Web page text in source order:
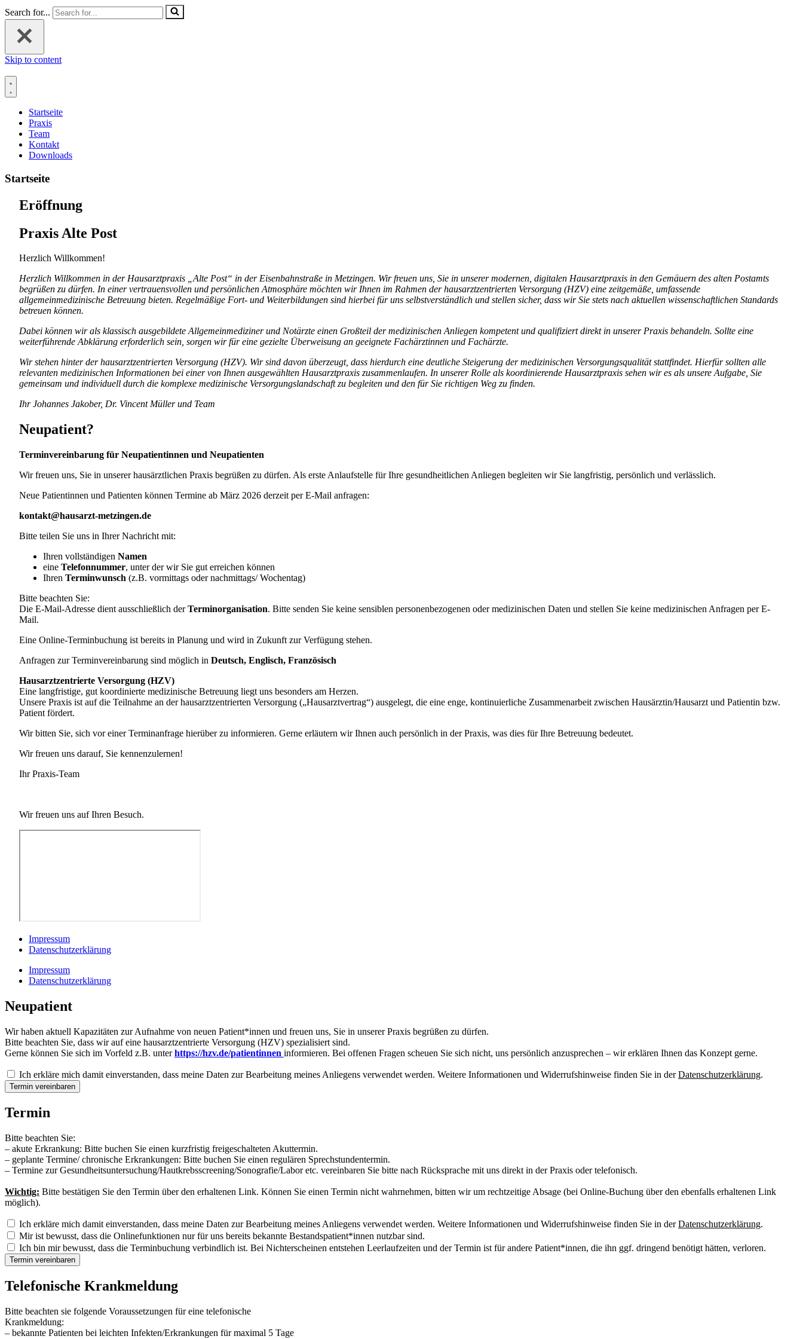
Search for...
Skip to content
Startseite
Praxis
Team
Kontakt
Downloads
Startseite
Eröffnung
Praxis Alte Post
Herzlich Willkommen!
Herzlich Willkommen in der Hausarztpraxis „Alte Post“ in der Eisenbahnstraße in Metzingen. Wir freuen uns, Sie in unserer modernen, digitalen Hausarztpraxis in den Gemäuern des alten Postamts
begrüßen zu dürfen. In einer vertrauensvollen und persönlichen Atmosphäre möchten wir Ihnen im Rahmen der hausarztzentrierten Versorgung (HZV) eine zeitgemäße, umfassende
allgemeinmedizinische Betreuung bieten. Regelmäßige Fort- und Weiterbildungen sind hierbei für uns selbstverständlich und stellen sicher, dass wir Sie stets nach aktuellen wissenschaftlichen Standards
betreuen können.
Dabei können wir als klassisch ausgebildete Allgemeinmediziner und Notärzte einen Großteil der medizinischen Anliegen kompetent und qualifiziert direkt in unserer Praxis behandeln. Sollte eine
weiterführende Abklärung erforderlich sein, sorgen wir für eine gezielte Überweisung an geeignete Fachärztinnen und Fachärzte.
Wir stehen hinter der hausarztzentrierten Versorgung (HZV). Wir sind davon überzeugt, dass hierdurch eine deutliche Steigerung der medizinischen Versorgungsqualität stattfindet. Hierfür sollten alle
relevanten medizinischen Informationen bei einer von Ihnen ausgewählten Hausarztpraxis zusammenlaufen. In unserer Rolle als koordinierende Hausarztpraxis sehen wir es als unsere Aufgabe, Sie
gemeinsam und individuell durch die komplexe medizinische Versorgungslandschaft zu begleiten und den für Sie richtigen Weg zu finden.
Ihr Johannes Jakober, Dr. Vincent Müller und Team
Neupatient?
Terminvereinbarung für Neupatientinnen und Neupatienten
Wir freuen uns, Sie in unserer hausärztlichen Praxis begrüßen zu dürfen. Als erste Anlaufstelle für Ihre gesundheitlichen Anliegen begleiten wir Sie langfristig, persönlich und verlässlich.
Neue Patientinnen und Patienten können Termine ab März 2026 derzeit per E-Mail anfragen:
kontakt@hausarzt-metzingen.de
Bitte teilen Sie uns in Ihrer Nachricht mit:
Ihren vollständigen Namen
eine Telefonnummer, unter der wir Sie gut erreichen können
Ihren Terminwunsch (z.B. vormittags oder nachmittags/ Wochentag)
Bitte beachten Sie:
Die E-Mail-Adresse dient ausschließlich derTerminorganisation. Bitte senden Sie keine sensiblen personenbezogenen oder medizinischen Daten und stellen Sie keine medizinischen Anfragen per E-
Mail.
Eine Online-Terminbuchung ist bereits in Planung und wird in Zukunft zur Verfügung stehen.
Anfragen zur Terminvereinbarung sind möglich in Deutsch, Englisch, Französisch
Hausarztzentrierte Versorgung (HZV)
Eine langfristige, gut koordinierte medizinische Betreuung liegt uns besonders am Herzen.
Unsere Praxis ist auf die Teilnahme an der hausarztzentrierten Versorgung („Hausarztvertrag“) ausgelegt, die eine enge, kontinuierliche Zusammenarbeit zwischen Hausärztin/Hausarzt und Patientin bzw.
Patient fördert.
Wir bitten Sie, sich vor einer Terminanfrage hierüber zu informieren. Gerne erläutern wir Ihnen auch persönlich in der Praxis, was dies für Ihre Betreuung bedeutet.
Wir freuen uns darauf, Sie kennenzulernen!
Ihr Praxis-Team
Wir freuen uns auf Ihren Besuch.
Impressum
Datenschutzerklärung
Impressum
Datenschutzerklärung
Neupatient
Wir haben aktuell Kapazitäten zur Aufnahme von neuen Patient*innen und freuen uns, Sie in unserer Praxis begrüßen zu dürfen.
Bitte beachten Sie, dass wir auf eine hausarztzentrierte Versorgung (HZV) spezialisiert sind.
Gerne können Sie sich im Vorfeld z.B. unterhttps://hzv.de/patientinnen informieren. Bei offenen Fragen scheuen Sie sich nicht, uns persönlich anzusprechen – wir erklären Ihnen das Konzept gerne.
Ich erkläre mich damit einverstanden, dass meine Daten zur Bearbeitung meines Anliegens verwendet werden. Weitere Informationen und Widerrufshinweise finden Sie in derDatenschutzerklärung.
Termin vereinbaren
Termin
Bitte beachten Sie:
– akute Erkrankung: Bitte buchen Sie einen kurzfristig freigeschalteten Akuttermin.
– geplante Termine/ chronische Erkrankungen: Bitte buchen Sie einen regulären Sprechstundentermin.
– Termine zur Gesundheitsuntersuchung/Hautkrebsscreening/Sonografie/Labor etc. vereinbaren Sie bitte nach Rücksprache mit uns direkt in der Praxis oder telefonisch.
Wichtig: Bitte bestätigen Sie den Termin über den erhaltenen Link. Können Sie einen Termin nicht wahrnehmen, bitten wir um rechtzeitige Absage (bei Online-Buchung über den ebenfalls erhaltenen Link
möglich).
Ich erkläre mich damit einverstanden, dass meine Daten zur Bearbeitung meines Anliegens verwendet werden. Weitere Informationen und Widerrufshinweise finden Sie in derDatenschutzerklärung.
Mir ist bewusst, dass die Onlinefunktionen nur für uns bereits bekannte Bestandspatient*innen nutzbar sind.
Ich bin mir bewusst, dass die Terminbuchung verbindlich ist. Bei Nichterscheinen entstehen Leerlaufzeiten und der Termin ist für andere Patient*innen, die ihn ggf. dringend benötigt hätten, verloren.
Termin vereinbaren
Telefonische Krankmeldung
Bitte beachten sie folgende Voraussetzungen für eine telefonische
Krankmeldung:
– bekannte Patienten bei leichten Infekten/Erkrankungen für maximal 5 Tage